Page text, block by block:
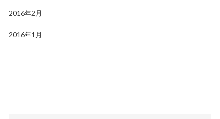
2016年2月
2016年1月